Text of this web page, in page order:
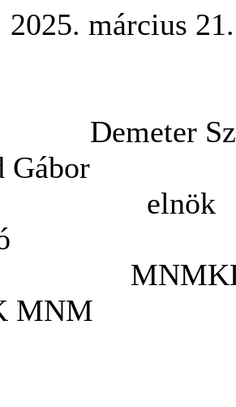
2025. március
Gábor
MNM